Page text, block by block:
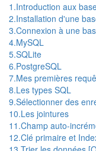
1.Introduction aux
2.Installation d'une
3.Connexion à une
4.MySQL
5.SQLite
6.PostgreSQL
7.Mes premières
8.Les types SQL
9.Sélectionner des
10.Les jointures
11.Champ auto-
12.Clé primaire et